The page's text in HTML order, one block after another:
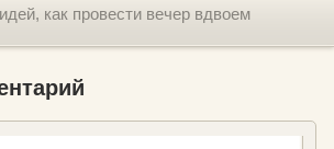
как провести вечер вдвоем